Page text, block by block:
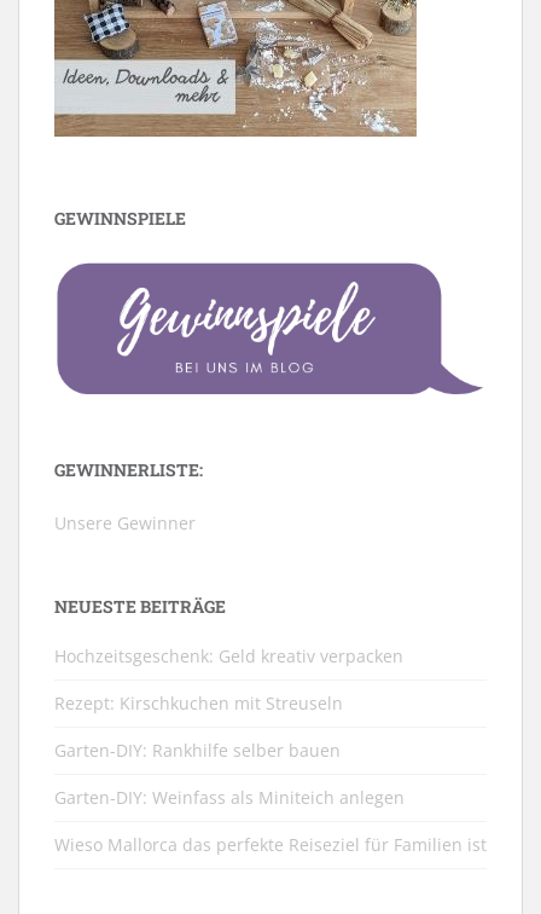
GEWINNSPIELE
GEWINNERLISTE:
Unsere Gewinner
NEUESTE BEITRÄGE
Hochzeitsgeschenk: Geld kreativ verpacken
Rezept: Kirschkuchen mit Streuseln
Garten-DIY: Rankhilfe selber bauen
Garten-DIY: Weinfass als Miniteich anlegen
Wieso Mallorca das perfekte Reiseziel für Familien ist